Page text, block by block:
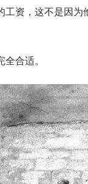
资，这不是因为
合适。